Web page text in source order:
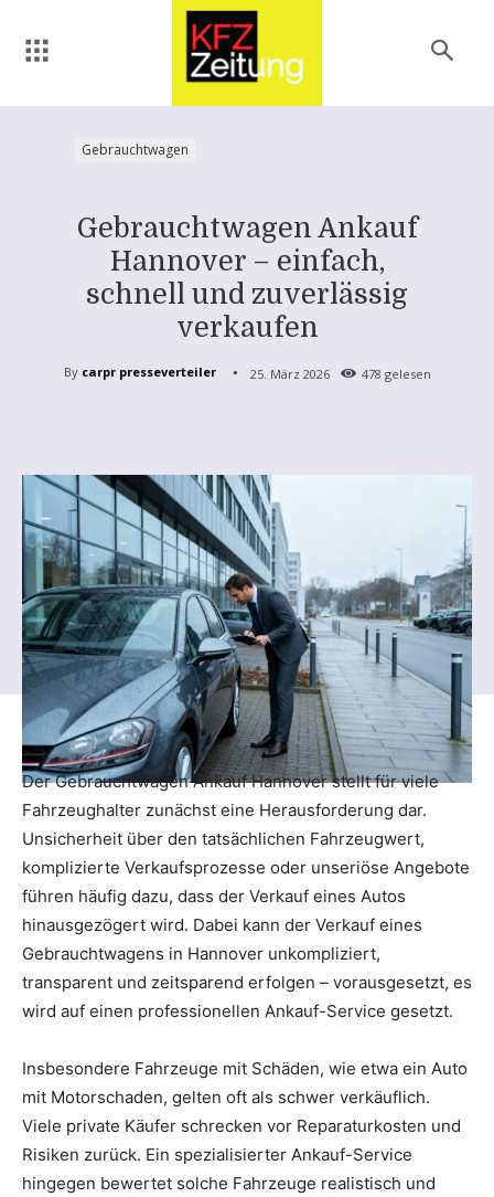
Gebrauchtwagen
Gebrauchtwagen Ankauf
Hannover – einfach,
schnell und zuverlässig
verkaufen
By carpr presseverteiler 25. März 2026 478 gelesen
Der Gebrauchtwagen Ankauf Hannover stellt für viele
Fahrzeughalter zunächst eine Herausforderung dar.
Unsicherheit über den tatsächlichen Fahrzeugwert,
komplizierte Verkaufsprozesse oder unseriöse Angebote
führen häufig dazu, dass der Verkauf eines Autos
hinausgezögert wird. Dabei kann der Verkauf eines
Gebrauchtwagens in Hannover unkompliziert,
transparent und zeitsparend erfolgen – vorausgesetzt, es
wird auf einen professionellen Ankauf-Service gesetzt.
Insbesondere Fahrzeuge mit Schäden, wie etwa ein Auto
mit Motorschaden, gelten oft als schwer verkäuflich.
Viele private Käufer schrecken vor Reparaturkosten und
Risiken zurück. Ein spezialisierter Ankauf-Service
hingegen bewertet solche Fahrzeuge realistisch und